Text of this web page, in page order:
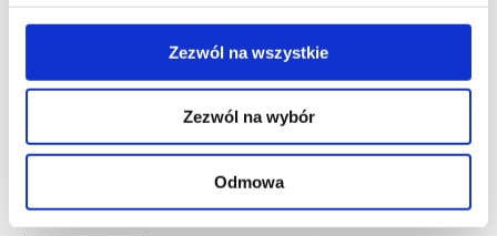
lewym dolnym rogu strony.
Więcej informacji o korzystaniu przez nas z plików
cookies oraz o przetwarzaniu Twoich danych
osobowych, w tym o przysługujących Ci uprawnieniach,
znajdziesz w naszejPolityce prywatności.
Zezwól na wszystkie
Zezwól na wybór
Odmowa
Misterny plan
Majvi Åkerlind
9.90 zł
Do koszyka